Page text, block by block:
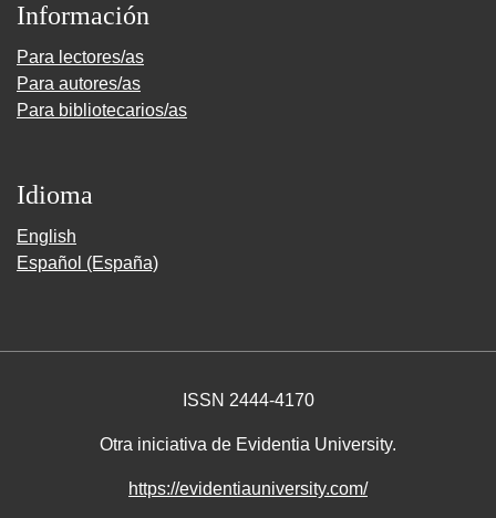
Información
Para lectores/as
Para autores/as
Para bibliotecarios/as
Idioma
English
Español (España)
ISSN 2444-4170
Otra iniciativa de Evidentia University.
https://evidentiauniversity.com/